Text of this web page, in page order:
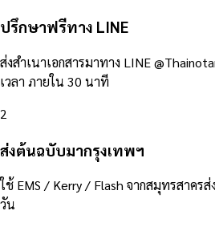
ปรึกษาฟรีทาง LINE
ส่งสำเนาเอกสารมาทาง LINE
เวลา ภายใน 30 นาที
2
ส่งต้นฉบับมากรุงเทพฯ
ใช้ EMS / Kerry / Flash จากสมุทรสาครส่
วัน